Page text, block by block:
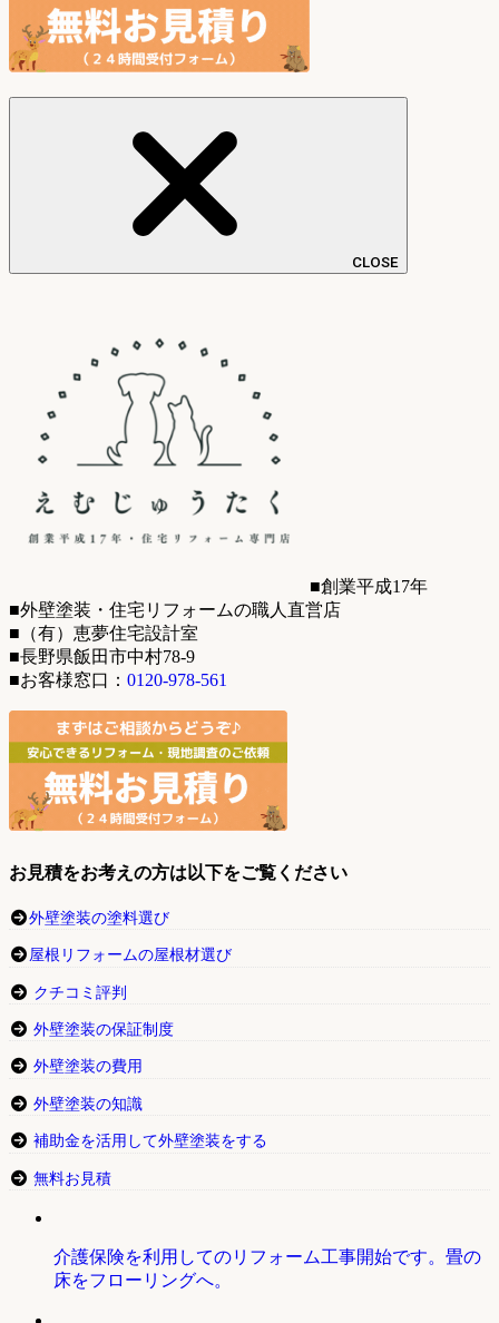
CLOSE
■創業平成17年
■外壁塗装・住宅リフォームの職人直営店
■（有）恵夢住宅設計室
■長野県飯田市中村78-9
■お客様窓口： 0120-978-561
お見積をお考えの方は以下をご覧ください
外壁塗装の塗料選び
屋根リフォームの屋根材選び
クチコミ評判
外壁塗装の保証制度
外壁塗装の費用
外壁塗装の知識
補助金を活用して外壁塗装をする
無料お見積
介護保険を利用してのリフォーム工事開始です。畳の
床をフローリングへ。